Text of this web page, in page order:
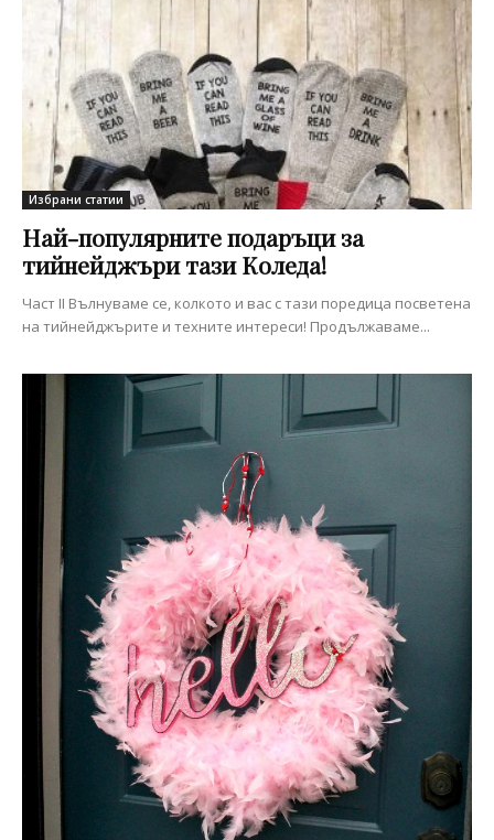
Избрани статии
Най-популярните подаръци за
тийнейджъри тази Коледа!
Част II Вълнуваме се, колкото и вас с тази поредица посветена
на тийнейджърите и техните интереси! Продължаваме...